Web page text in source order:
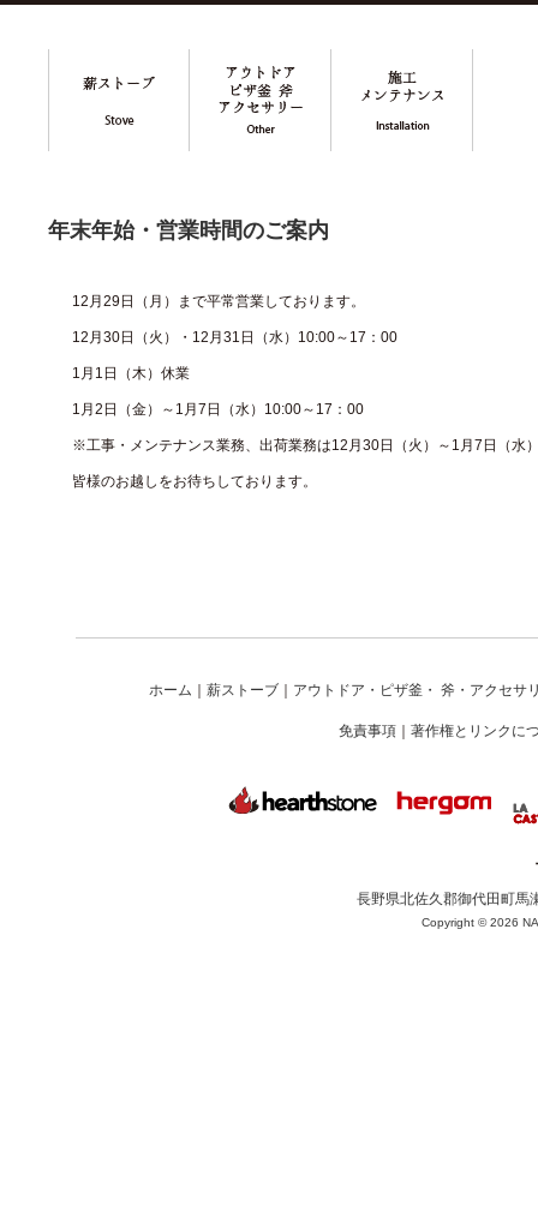
年末年始・営業時間のご案内
12月29日（月）まで平常営業しております。
12月30日（火）・12月31日（水）10:00～17：00
1月1日（木）休業
1月2日（金）～1月7日（水）10:00～17：00
※工事・メンテナンス業務、出荷業務は12月30日（火）～1月7日（水
皆様のお越しをお待ちしております。
ホーム ｜薪ストーブ アウトドア・ピザ釜・ 斧・アクセサ
免責事項 著作権とリンクに
長野県北佐久郡御代田町
Copyright ©2026